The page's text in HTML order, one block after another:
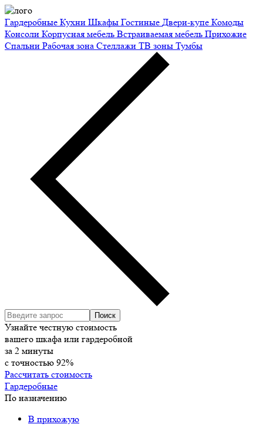
Гардеробные Кухни Шкафы Гостиные Двери-купе Комоды
Консоли Корпусная мебель Встраиваемая мебель Прихожие
Спальни Рабочая зона Стеллажи ТВ зоны Тумбы
Узнайте честную стоимость
вашего шкафа или гардеробной
за 2 минуты
с точностью 92%
Рассчитать стоимость
Гардеробные
По назначению
В прихожую